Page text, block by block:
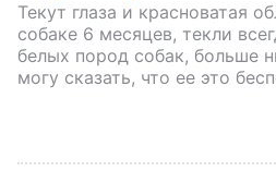
Текут глаза и красноватая
собаке 6 месяцев, текли
белых пород собак, больше
могу сказать, что ее это